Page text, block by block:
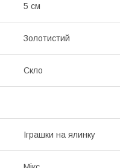
5 см
Золотистий
Скло
Іграшки на ялинку